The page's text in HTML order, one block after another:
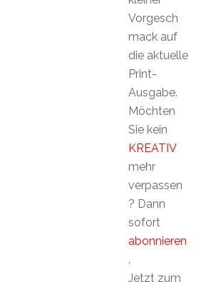
Vorgesch
mack auf
die aktuelle
Print-
Ausgabe.
Möchten
Sie kein
KREATIV
mehr
verpassen
? Dann
sofort
abonnieren
.
Jetzt zum